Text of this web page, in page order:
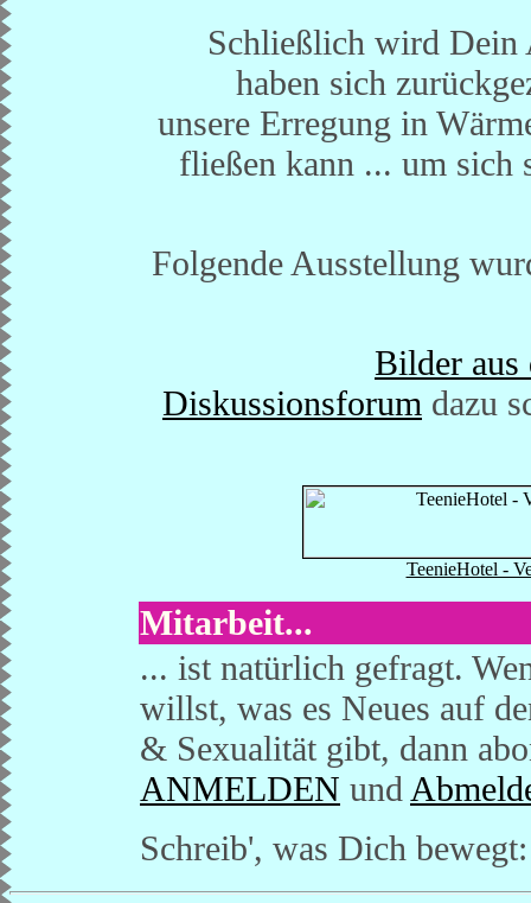
Schließlich wird Dein
haben sich
unsere Erregung in
fließen kann ... um sich
Folgende Ausstellung
Bilder aus
Diskussionsforum dazu
TeenieHotel -
Mitarbeit...
... ist natürlich gefragt.
willst, was es Neues auf
& Sexualität gibt, dann
ANMELDEN und
Schreib', was Dich